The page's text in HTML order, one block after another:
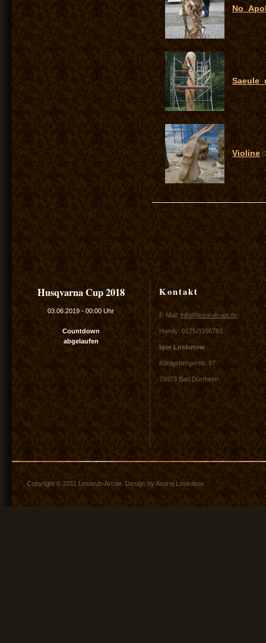
Violine
Husqvarna Cup 2018
03.06.2019 -00:00 Uhr
Countdown
abgelaufen
Kontakt
E-Mail: info@lesorub-art.de
Handy: 0175/3356783
Igor Loskutow
Königsbergerstr. 97
78073 Bad Dürrheim
Copyright © 2011 Lesorub-Art.de. Design by Andrej Loskutow.